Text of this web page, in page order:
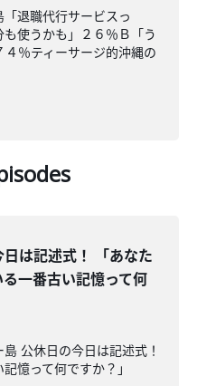
退職代行サービスっ
使うかも」２６％Ｂ「う
％ティーサージ的沖縄の
は記述式！ 「あなた
一番古い記憶って何
公休日の今日は記述式！
憶って何ですか？」